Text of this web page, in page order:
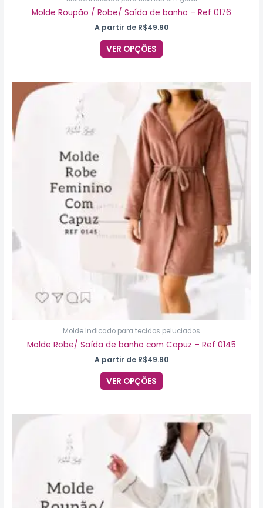
Molde Roupão / Robe/ Saída de banho – Ref 0176
A partir de R$49.90
VER OPÇÕES
Molde Indicado para tecidos peluciados
Molde Robe/ Saída de banho com Capuz – Ref 0145
A partir de R$49.90
VER OPÇÕES
Este
produto
tem
várias
variantes.
As
opções
podem
ser
escolhidas
na
página
produto
Este
produto
tem
várias
variantes.
opções
podem